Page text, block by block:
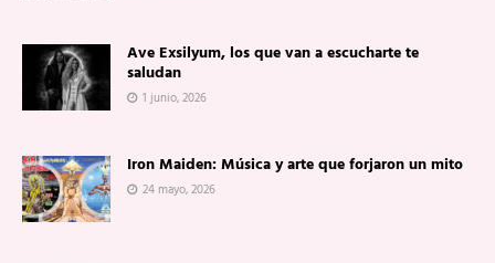
Ave Exsilyum, los que van a escucharte te
saludan
1 junio, 2026
Iron Maiden: Música y arte que forjaron un mito
24 mayo, 2026